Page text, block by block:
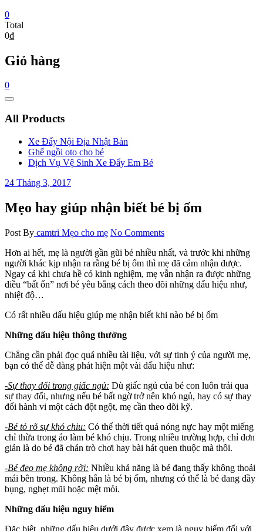
0
Total
0₫
Giỏ hàng
0
Catalog
All Products
Xe Đẩy Nội Địa Nhật Bản
Ghế ngồi oto cho bé
Dịch Vụ Vệ Sinh Xe Đẩy Em Bé
24 Tháng 3, 2017
Mẹo hay giúp nhận biết bé bị ốm
Post By camtri Mẹo cho mẹ No Comments
Hơn ai hết, mẹ là người gần gũi bé nhiều nhất, và trước khi những
người khác kịp nhận ra rằng bé bị ốm thì mẹ đã cảm nhận được.
Ngay cả khi chưa hề có kinh nghiệm, mẹ vẫn nhận ra được những
điều “bất ổn” nơi bé yêu bằng cách theo dõi những dấu hiệu như,
nhiệt độ…
Có rất nhiều dấu hiệu giúp mẹ nhận biết khi nào bé bị ốm
Những dấu hiệu thông thường
Chẳng cần phải đọc quá nhiều tài liệu, với sự tinh ý của người mẹ,
bạn có thể dễ dàng phát hiện một vài dấu hiệu như:
-Sự thay đổi trong giấc ngủ: Dù giấc ngủ của bé con luôn trải qua
sự thay đổi, nhưng nếu bé bất ngờ trở nên khó ngủ, hay có sự thay
đổi hành vi một cách đột ngột, mẹ cần theo dõi kỹ.
-Bé tỏ rõ sự khó chiu: Có thể thời tiết quá nóng nực hay một miếng
chỉ thừa trong áo làm bé khó chịu. Trong nhiều trường hợp, chỉ đơn
giản là do bé đã chán trò chơi hay bài hát quen thuộc mà thôi.
-Bé đeo mẹ không rời: Nhiều khả năng là bé đang thấy không thoải
mái bên trong. Không hẳn là bé bị ốm, nhưng có thể là bé đang đầy
bụng, nghẹt mũi hoặc mệt mỏi.
Những dấu hiệu nguy hiểm
Đặc biệt, những dấu hiệu dưới đây được xem là nguy hiểm đối với